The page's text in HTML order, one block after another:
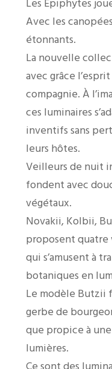
Avec les
étonnants.
La nouvelle
avec grâce
compagnie. À
ces luminaires
inventifs sans
leurs hôtes.
Veilleurs de nuit
fondent avec
végétaux.
Novakii, Kolbii,
proposent quatre
qui s’amusent à
botaniques en
Le modèle
gerbe de
que propice à
lumières.